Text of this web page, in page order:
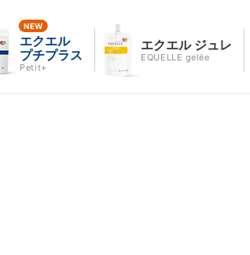
エクエル
プチプラス
Petit+
エクエル ジュレ
EQUELLE gelée